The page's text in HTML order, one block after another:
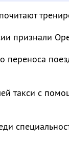
признали
переноса
такси с